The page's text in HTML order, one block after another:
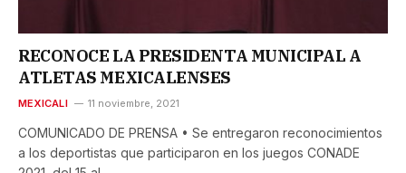
RECONOCE LA PRESIDENTA MUNICIPAL A
ATLETAS MEXICALENSES
MEXICALI 11 noviembre, 2021
COMUNICADO DE PRENSA • Se entregaron reconocimientos
a los deportistas que participaron en los juegos CONADE